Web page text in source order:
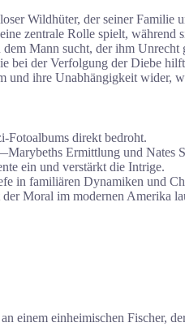
Wildhüter, der seiner Familie
zentrale Rolle spielt, während
Mann sucht, der ihm Unrecht
bei der Verfolgung der Diebe
und ihre Unabhängigkeit wider,
Fotoalbums direkt bedroht.
Ermittlung und Nates
ein und verstärkt die Intrige.
in familiären Dynamiken und
Moral im modernen Amerika
einem einheimischen Fischer,